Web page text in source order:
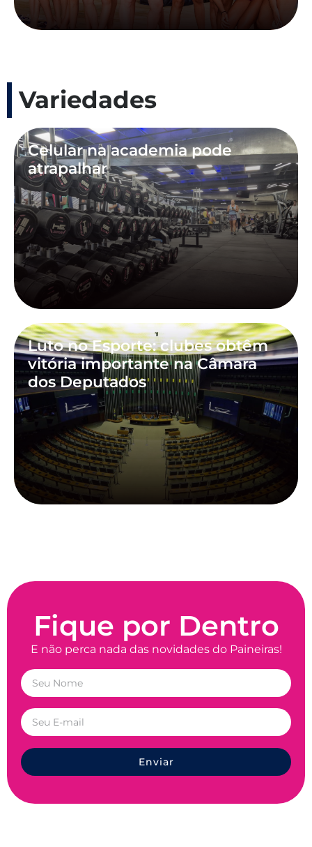
Variedades
Celular na academia pode
atrapalhar
Luto no Esporte: clubes obtêm
vitória importante na Câmara
dos Deputados
Fique por Dentro
E não perca nada das novidades do Paineiras!
Enviar